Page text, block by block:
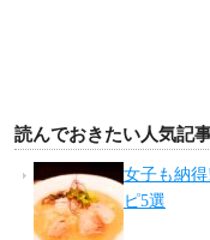
読んでおきたい人気記
女子も納
ピ5選